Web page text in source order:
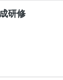
研修